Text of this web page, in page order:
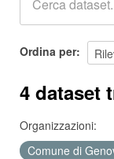
Ordina per
4 dataset
Organizzazioni:
Comune di